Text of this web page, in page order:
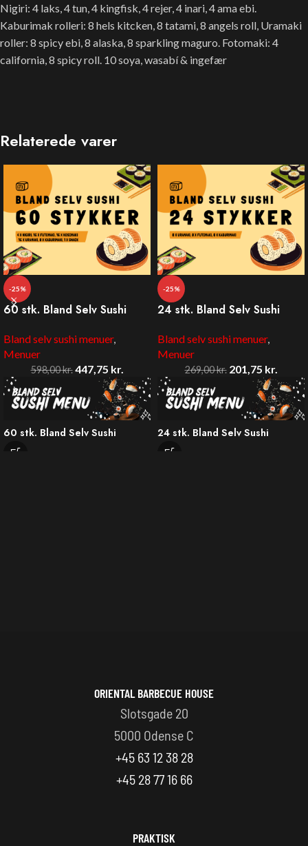
Nigiri: 4 laks, 4 tun, 4 kingfisk, 4 rejer, 4 inari, 4 ama ebi.
Kaburimak rolleri: 8 hels kitcken, 8 tatami, 8 angels roll, Uramaki
roller: 8 spicy ebi, 8 alaska, 8 sparkling maguro. Fotomaki: 4
california, 8 spicy roll. 10 soya, wasabí & ingefær
Relaterede varer
-25%
60 stk. Bland Selv Sushi
Bland selv sushi menuer,
Menuer
598,00kr. 447,75 kr.
60 stk. Bland Selv Sushi
Pris: 649,00
-25%
24 stk. Bland Selv Sushi
Bland selv sushi menuer,
Menuer
269,00kr. 201,75 kr.
24 stk. Bland Selv Sushi
Pris: 269,00
ORIENTAL BARBECUE HOUSE
Slotsgade 20
5000 Odense C
+45 63 12 38 28
+45 28 77 16 66
PRAKTISK